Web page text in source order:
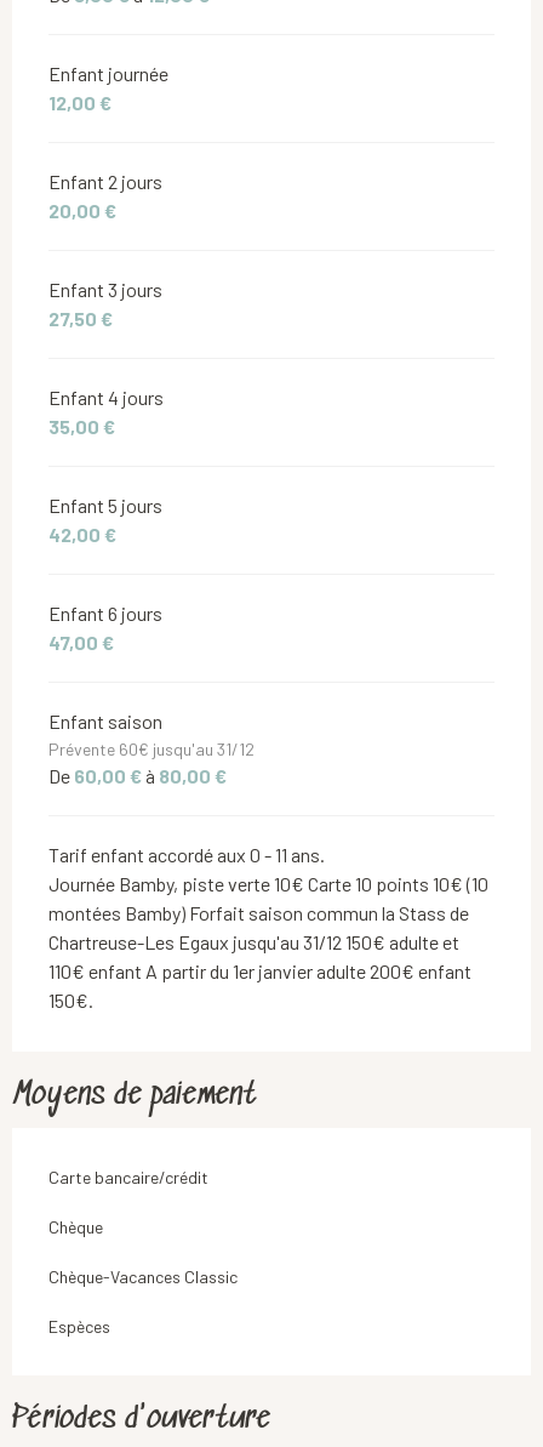
Enfant journée
12,00 €
Enfant 2 jours
20,00 €
Enfant 3 jours
27,50 €
Enfant 4 jours
35,00 €
Enfant 5 jours
42,00 €
Enfant 6 jours
47,00 €
Enfant saison
Prévente 60€ jusqu'au 31/12
De 60,00 € à 80,00 €
Tarif enfant accordé aux 0 - 11 ans.
Journée Bamby, piste verte 10€ Carte 10 points 10€ (10
montées Bamby) Forfait saison commun la Stass de
Chartreuse-Les Egaux jusqu'au 31/12 150€ adulte et
110€ enfant A partir du 1er janvier adulte 200€ enfant
150€.
Moyens de paiement
Carte bancaire/crédit
Chèque
Chèque-Vacances Classic
Espèces
Périodes d'ouverture